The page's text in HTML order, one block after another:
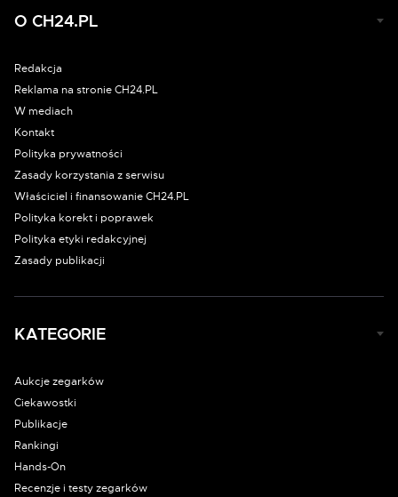
O CH24.PL
Redakcja
Reklama na stronie CH24.PL
W mediach
Kontakt
Polityka prywatności
Zasady korzystania z serwisu
Właściciel i finansowanie CH24.PL
Polityka korekt i poprawek
Polityka etyki redakcyjnej
Zasady publikacji
KATEGORIE
Aukcje zegarków
Ciekawostki
Publikacje
Rankingi
Hands-On
Recenzje i testy zegarków